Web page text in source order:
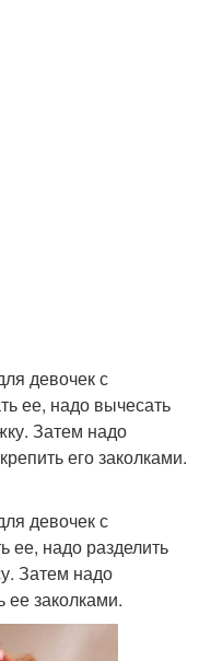
девочек с
ее, надо вычесать
Затем надо
его заколками.
девочек с
ее, надо разделить
Затем надо
ее заколками.